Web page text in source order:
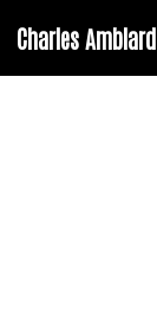
Charles Amblard